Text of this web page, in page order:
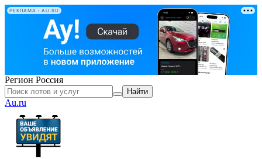
РЕКЛАМА • AU.RU
Регион Россия
Найти
Au.ru